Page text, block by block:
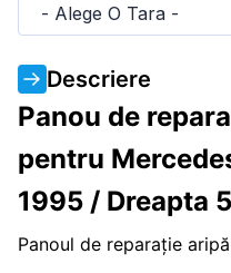
- Alege O Tara -
Descriere
Panou de
pentru
1995 / Dreapta
Panoul de reparație